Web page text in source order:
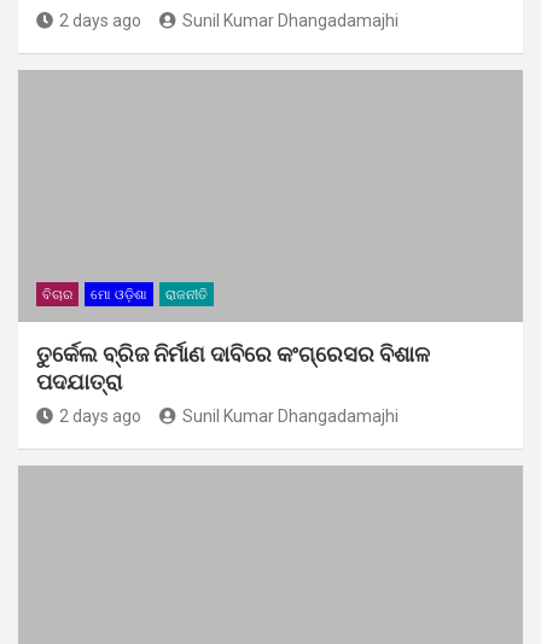
2 days ago Sunil Kumar Dhangadamajhi
ବିଚାର ମୋ ଓଡ଼ିଶା ରାଜନୀତି
ତୁର୍କେଲ ବ୍ରିଜ ନିର୍ମାଣ ଦାବିରେ କଂଗ୍ରେସର ବିଶାଳ
ପଦଯାତ୍ରା
2 days ago Sunil Kumar Dhangadamajhi